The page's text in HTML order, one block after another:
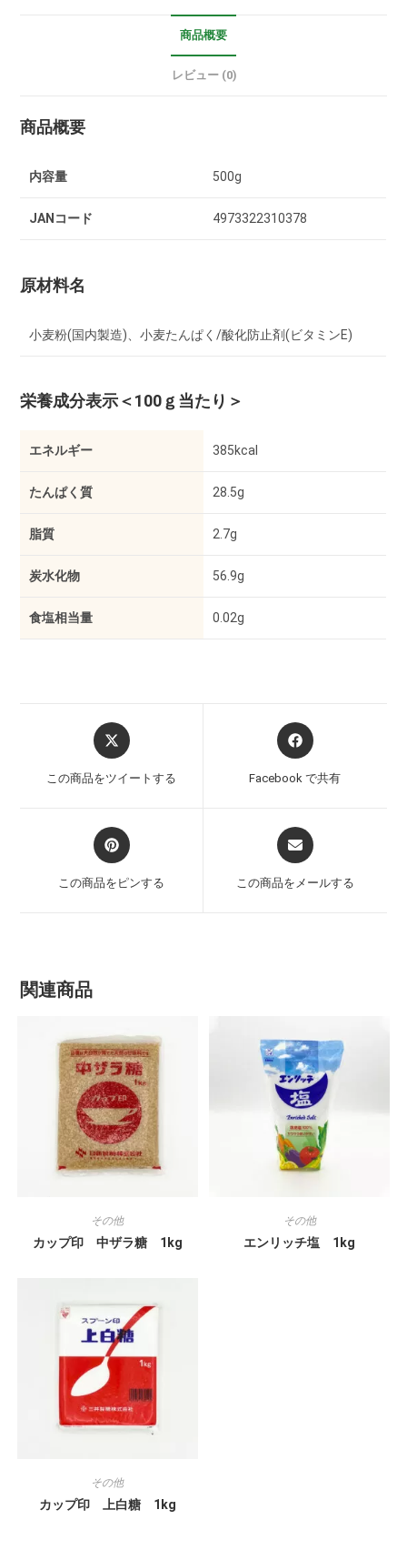
商品概要
レビュー (0)
商品概要
内容量 500g
JANコード 4973322310378
原材料名
小麦粉(国内製造)、小麦たんぱく/酸化防止剤(ビタミンE)
栄養成分表示＜100ｇ当たり＞
エネルギー 385kcal
たんぱく質 28.5g
脂質 2.7g
炭水化物 56.9g
食塩相当量 0.02g
この商品をツイートする Facebook で共有
この商品をピンする この商品をメールする
関連商品
その他
カップ印 中ザラ糖 1kg
その他
エンリッチ塩 1kg
その他
カップ印 上白糖 1kg